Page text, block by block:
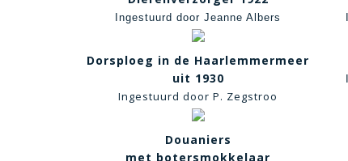
Ingestuurd door Jeanne Albers
Dorsploeg in de Haarlemmermeer
uit 1930
Ingestuurd door P. Zegstroo
Douaniers
met botersmokkelaar